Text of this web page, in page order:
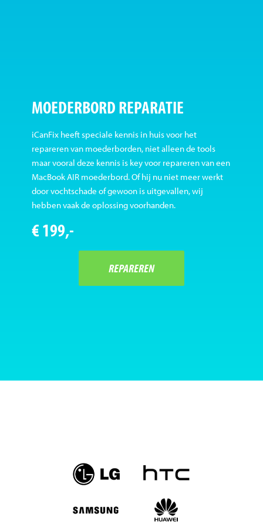
MOEDERBORD REPARATIE
iCanFix heeft speciale kennis in huis voor het
repareren van moederborden, niet alleen de tools
maar vooral deze kennis is key voor repareren van een
MacBook AIR moederbord. Of hij nu niet meer werkt
door vochtschade of gewoon is uitgevallen, wij
hebben vaak de oplossing voorhanden.
€ 199,-
REPAREREN